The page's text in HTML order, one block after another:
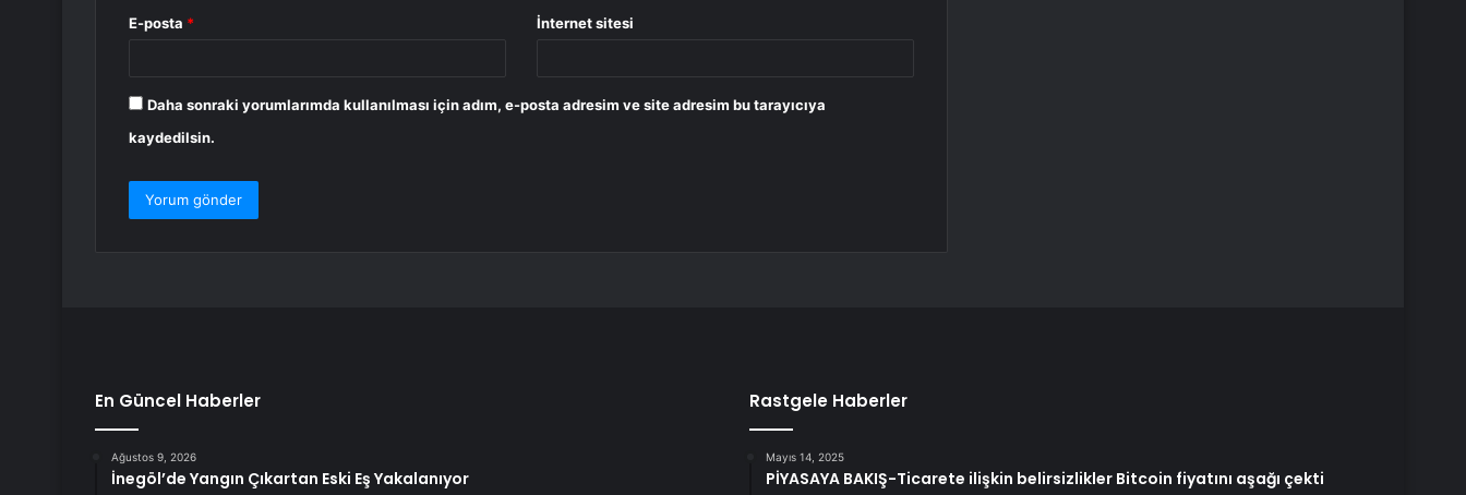
E-posta * İnternet sitesi
Daha sonraki yorumlarımda kullanılması için adım, e-posta adresim ve site adresim bu tarayıcıya
kaydedilsin.
En Güncel Haberler
Ağustos 9, 2026
İnegöl’de Yangın Çıkartan Eski Eş Yakalanıyor
Rastgele Haberler
Mayıs 14, 2025
PİYASAYA BAKIŞ-Ticarete ilişkin belirsizlikler Bitcoin fiyatını aşağı çekti